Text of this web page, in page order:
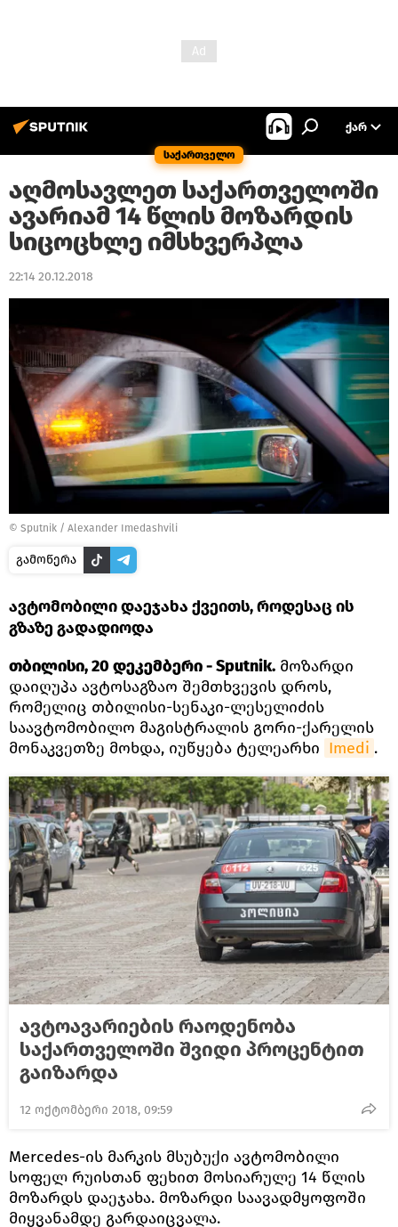
საქართველო
ᲥᲐᲠ
აღმოსავლეთ საქართველოში
ავარიამ 14 წლის მოზარდის
სიცოცხლე იმსხვერპლა
22:14 20.12.2018
© Sputnik / Alexander Imedashvili
გამოწერა
ავტომობილი დაეჯახა ქვეითს, როდესაც ის
გზაზე გადადიოდა
თბილისი, 20 დეკემბერი - Sputnik. მოზარდი
დაიღუპა ავტოსაგზაო შემთხვევის დროს,
რომელიც თბილისი-სენაკი-ლესელიძის
საავტომობილო მაგისტრალის გორი-ქარელის
მონაკვეთზე მოხდა, იუწყება ტელეარხი Imedi .
ავტოავარიების რაოდენობა
საქართველოში შვიდი პროცენტით
გაიზარდა
12 ოქტომბერი 2018, 09:59
Mercedes-ის მარკის მსუბუქი ავტომობილი
სოფელ რუისთან ფეხით მოსიარულე 14 წლის
მოზარდს დაეჯახა. მოზარდი საავადმყოფოში
მიყვანამდე გარდაიცვალა.